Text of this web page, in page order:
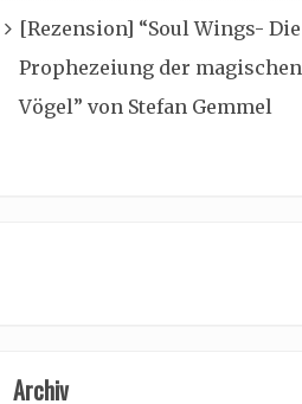
[Rezension] “Soul Wings- Die
Prophezeiung der magischen
Vögel” von Stefan Gemmel
Archiv